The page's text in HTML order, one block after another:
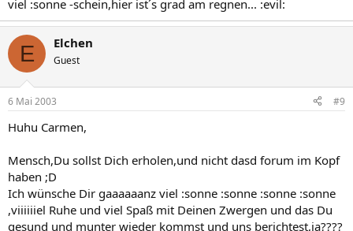
viel :sonne -schein,hier ist´s grad am regnen... :evil:
E Elchen
Guest
6 Mai 2003 #9
Huhu Carmen,
Mensch,Du sollst Dich erholen,und nicht dasd forum im Kopf
haben ;D
Ich wünsche Dir gaaaaaanz viel :sonne :sonne :sonne :sonne
,viiiiiiel Ruhe und viel Spaß mit Deinen Zwergen und das Du
gesund und munter wieder kommst und uns berichtest,ja????